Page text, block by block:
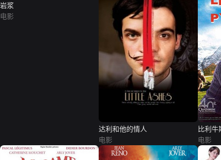
岩浆
电影
达利和他的情人
电影
比利牛
电影